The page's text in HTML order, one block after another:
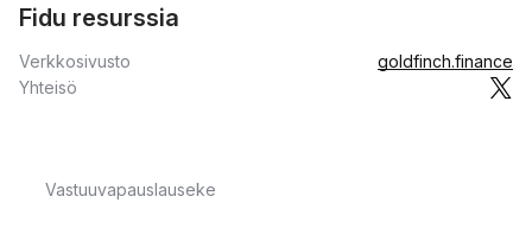
Fidu resurssia
Verkkosivusto
goldfinch.finance
Yhteisö
Vastuuvapauslauseke